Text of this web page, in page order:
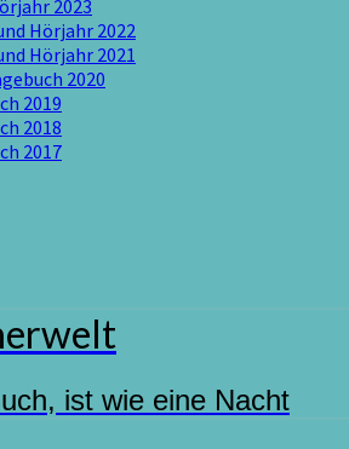
2023
Hörjahr 2022
Hörjahr 2021
2020
2019
2018
2017
ist wie eine Nacht